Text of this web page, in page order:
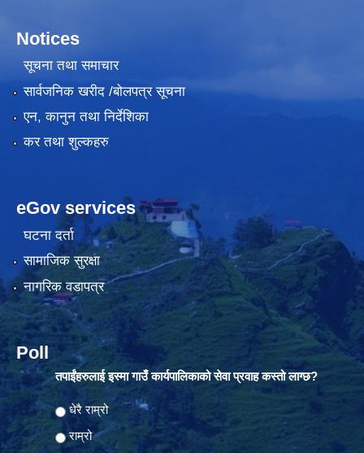
Notices
सूचना तथा समाचार
सार्वजनिक खरीद /बोलपत्र सूचना
एन, कानुन तथा निर्देशिका
कर तथा शुल्कहरु
eGov services
घटना दर्ता
सामाजिक सुरक्षा
नागरिक वडापत्र
Poll
तपाईंहरुलाई इस्मा गाउँ कार्यपालिकाको सेवा प्रवाह कस्तो लाग्छ?
Choices
धेरै राम्रो
राम्रो